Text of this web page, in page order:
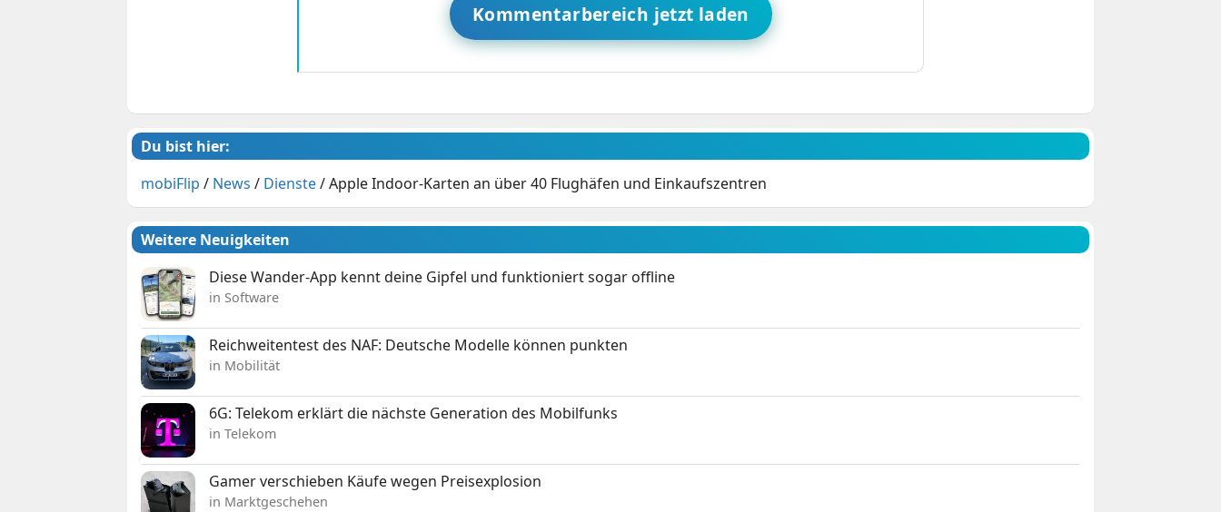
Kommentarbereich jetzt laden
Du bist hier:
mobiFlip / News / Dienste/Apple Indoor-Karten an über 40 Flughäfen und Einkaufszentren
Weitere Neuigkeiten
Diese Wander-App kennt deine Gipfel und funktioniert sogar offline
in Software
Reichweitentest des NAF: Deutsche Modelle können punkten
in Mobilität
6G: Telekom erklärt die nächste Generation des Mobilfunks
in Telekom
Gamer verschieben Käufe wegen Preisexplosion
in Marktgeschehen